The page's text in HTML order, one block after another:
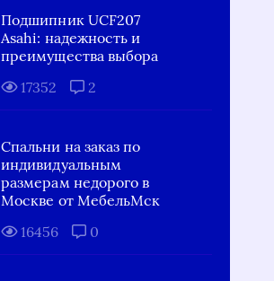
Подшипник UCF207
Asahi: надежность и
преимущества выбора
17352
2
Спальни на заказ по
индивидуальным
размерам недорого в
Москве от МебельМск
16456
0